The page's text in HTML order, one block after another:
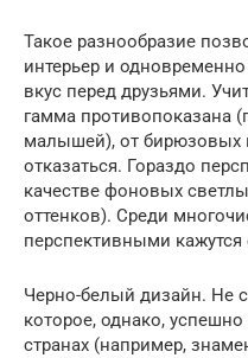
Такое разнообразие
интерьер и
вкус перед друзьями.
гамма противопоказана
малышей), от бирюзовых
отказаться. Гораздо
качестве фоновых
оттенков). Среди
перспективными
Черно-белый дизайн. Не
которое, однако,
странах (например,